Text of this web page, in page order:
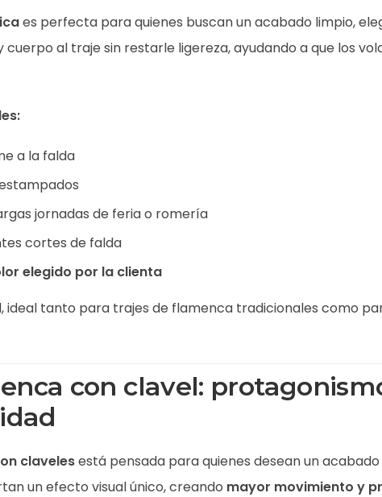
es perfecta para quienes buscan un acabado limpio,
al traje sin restarle ligereza, ayudando a que los
a la falda
jornadas de feria o romería
cortes de falda
elegido por la clienta
ideal tanto para trajes de flamenca tradicionales como
con clavel:
clavelesestá pensada para quienes desean un
un efecto visual único, creando mayor movimiento y